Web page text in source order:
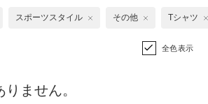
スポーツスタイル その他 Tシャツ
全色表示
ません。